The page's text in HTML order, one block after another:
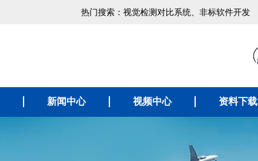
热门搜索： 视觉检测对比系统、非标软件开发
新闻中心 视频中心 资料下载